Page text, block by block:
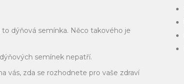
dýňová semínka. Něco takového je
semínek nepatří.
vás, zda se rozhodnete pro vaše zdraví